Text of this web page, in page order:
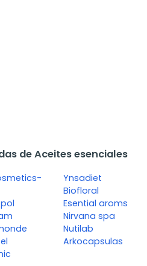
de Aceites esenciales
Ynsadiet
Biofloral
Esential aroms
Nirvana spa
Nutilab
Arkocapsulas